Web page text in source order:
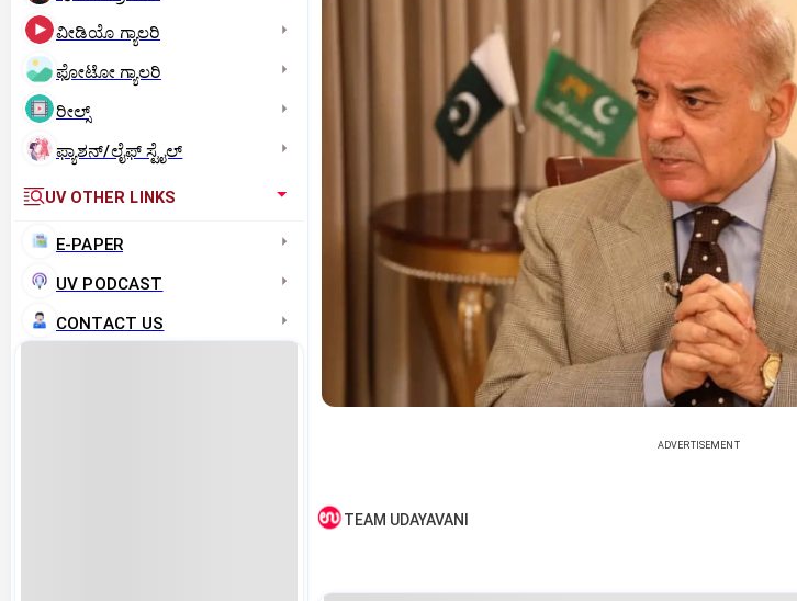
ವೀಡಿಯೊ ಗ್ಯಾಲರಿ
ಫೋಟೋ ಗ್ಯಾಲರಿ
ರೀಲ್ಸ್
ಫ್ಯಾಶನ್/ಲೈಫ್‌ ಸ್ಟೈಲ್
UV OTHER LINKS
E-PAPER
UV PODCAST
CONTACT US
ADVERTISEMENT
TEAM UDAYAVANI